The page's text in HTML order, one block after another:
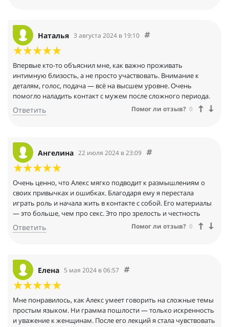
Наталья 3 августа 2024 в 19:10
Впервые кто-то объяснил мне, как важно проживать
интимную близость, а не просто участвовать. Внимание к
деталям, голос, подача — всё на высшем уровне. Очень
помогло наладить контакт с мужем после сложного периода.
Ответить Помог ли отзыв? 0
Ангелина 22 июля 2024 в 23:09
Очень ценно, что Алекс мягко подводит к размышлениям о
своих привычках и ошибках. Благодаря ему я перестала
играть роль и начала жить в контакте с собой. Его материалы
— это больше, чем про секс. Это про зрелость и честность
Ответить Помог ли отзыв? 0
Елена 5 мая 2024 в 06:57
Мне понравилось, как Алекс умеет говорить на сложные темы
простым языком. Ни грамма пошлости — только искренность
и уважение к женщинам. После его лекций я стала чувствовать